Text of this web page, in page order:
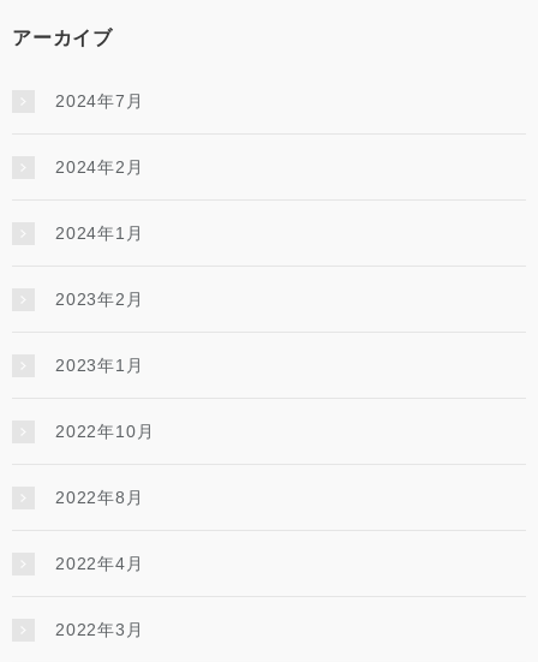
アーカイブ
2024年7月
2024年2月
2024年1月
2023年2月
2023年1月
2022年10月
2022年8月
2022年4月
2022年3月